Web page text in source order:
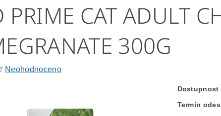
PRIME CAT ADULT
300G
Neohodnoceno
Dostupnost
Termín